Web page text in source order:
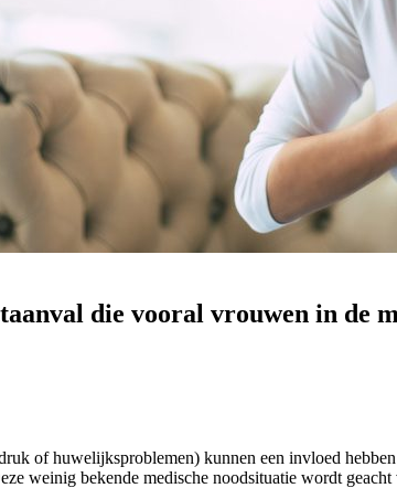
die vooral vrouwen in de
of huwelijksproblemen) kunnen een invloed
weinig bekende medische noodsituatie wordt